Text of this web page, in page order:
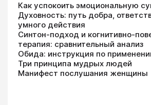
Как успокоить эмоциональную
Духовность: путь добра,
умного действия
Синтон-подход и когнитивно-
терапия: сравнительный анализ
Обида: инструкция по
Три принципа мудрых людей
Манифест послушания женщины